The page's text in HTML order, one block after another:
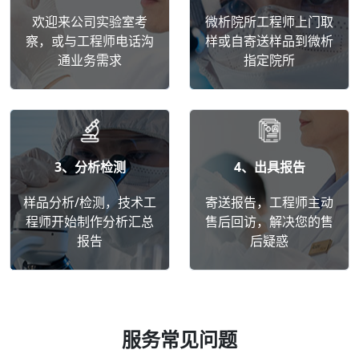
欢迎来公司实验室考
察，或与工程师电话沟
通业务需求
微析院所工程师上门取
样或自寄送样品到微析
指定院所
3、分析检测
样品分析/检测，技术工
程师开始制作分析汇总
报告
4、出具报告
寄送报告，工程师主动
售后回访，解决您的售
后疑惑
服务常见问题